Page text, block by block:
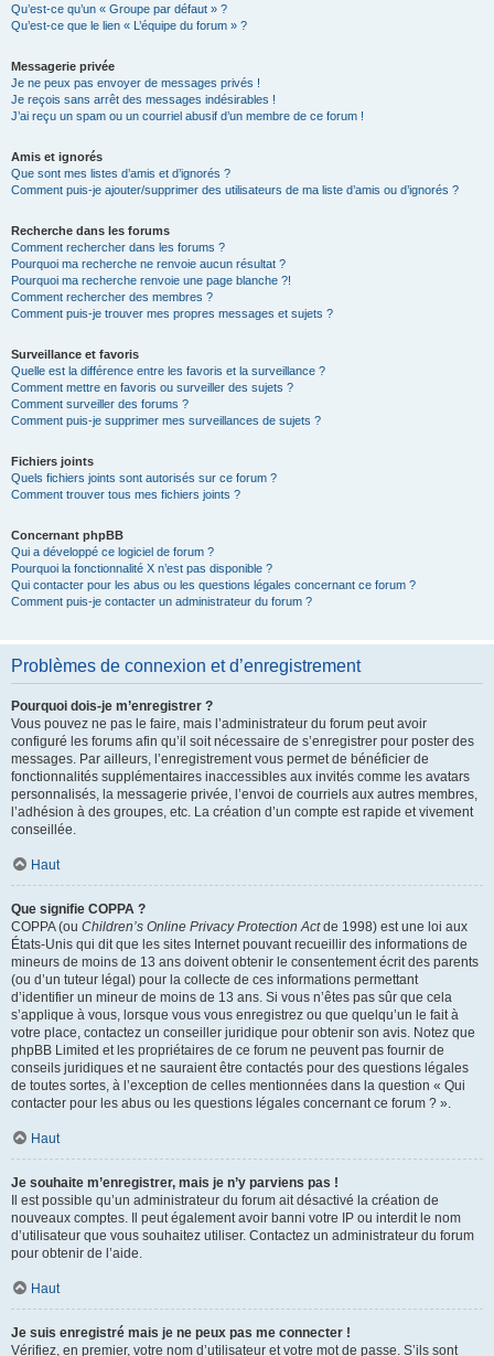
Qu’est-ce qu’un « Groupe par défaut » ?
Qu’est-ce que le lien « L’équipe du forum » ?
Messagerie privée
Je ne peux pas envoyer de messages privés !
Je reçois sans arrêt des messages indésirables !
J’ai reçu un spam ou un courriel abusif d’un membre de ce forum !
Amis et ignorés
Que sont mes listes d’amis et d’ignorés ?
Comment puis-je ajouter/supprimer des utilisateurs de ma liste d’amis ou d’ignorés ?
Recherche dans les forums
Comment rechercher dans les forums ?
Pourquoi ma recherche ne renvoie aucun résultat ?
Pourquoi ma recherche renvoie une page blanche ?!
Comment rechercher des membres ?
Comment puis-je trouver mes propres messages et sujets ?
Surveillance et favoris
Quelle est la différence entre les favoris et la surveillance ?
Comment mettre en favoris ou surveiller des sujets ?
Comment surveiller des forums ?
Comment puis-je supprimer mes surveillances de sujets ?
Fichiers joints
Quels fichiers joints sont autorisés sur ce forum ?
Comment trouver tous mes fichiers joints ?
Concernant phpBB
Qui a développé ce logiciel de forum ?
Pourquoi la fonctionnalité X n’est pas disponible ?
Qui contacter pour les abus ou les questions légales concernant ce forum ?
Comment puis-je contacter un administrateur du forum ?
Problèmes de connexion et d’enregistrement
Pourquoi dois-je m’enregistrer ?
Vous pouvez ne pas le faire, mais l’administrateur du forum peut avoir
configuré les forums afin qu’il soit nécessaire de s’enregistrer pour poster des
messages. Par ailleurs, l’enregistrement vous permet de bénéficier de
fonctionnalités supplémentaires inaccessibles aux invités comme les avatars
personnalisés, la messagerie privée, l’envoi de courriels aux autres membres,
l’adhésion à des groupes, etc. La création d’un compte est rapide et vivement
conseillée.
Haut
Que signifie COPPA ?
COPPA (ou Children’s Online Privacy Protection Actde 1998) est une loi aux
États-Unis qui dit que les sites Internet pouvant recueillir des informations de
mineurs de moins de 13 ans doivent obtenir le consentement écrit des parents
(ou d’un tuteur légal) pour la collecte de ces informations permettant
d’identifier un mineur de moins de 13 ans. Si vous n’êtes pas sûr que cela
s’applique à vous, lorsque vous vous enregistrez ou que quelqu’un le fait à
votre place, contactez un conseiller juridique pour obtenir son avis. Notez que
phpBB Limited et les propriétaires de ce forum ne peuvent pas fournir de
conseils juridiques et ne sauraient être contactés pour des questions légales
de toutes sortes, à l’exception de celles mentionnées dans la question « Qui
contacter pour les abus ou les questions légales concernant ce forum ? ».
Haut
Je souhaite m’enregistrer, mais je n’y parviens pas !
Il est possible qu’un administrateur du forum ait désactivé la création de
nouveaux comptes. Il peut également avoir banni votre IP ou interdit le nom
d’utilisateur que vous souhaitez utiliser. Contactez un administrateur du forum
pour obtenir de l’aide.
Haut
Je suis enregistré mais je ne peux pas me connecter !
Vérifiez, en premier, votre nom d’utilisateur et votre mot de passe. S’ils sont